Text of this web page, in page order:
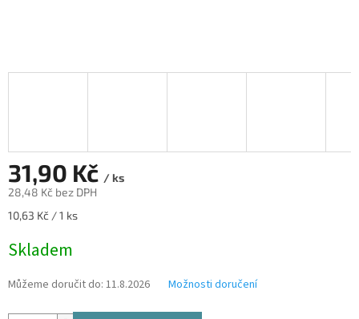
31,90 Kč / ks
28,48 Kč bez DPH
Měrná
10,63 Kč / 1 ks
Skladem
Můžeme doručit do: 11.8.2026 Možnosti doručení